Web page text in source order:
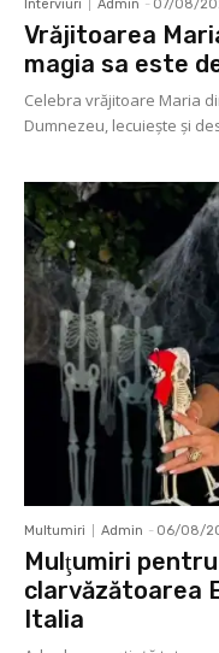
Interviuri Admin - 07/08/
Vrăjitoarea
magia sa este
Celebra vrăjitoare Maria
Dumnezeu, lecuieşte şi
Multumiri Admin - 06/08/
Mulţumiri
clarvăzătoarea
Italia